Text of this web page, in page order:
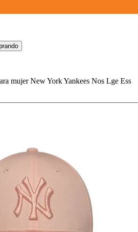
mujer New York Yankees Nos Lge Ess